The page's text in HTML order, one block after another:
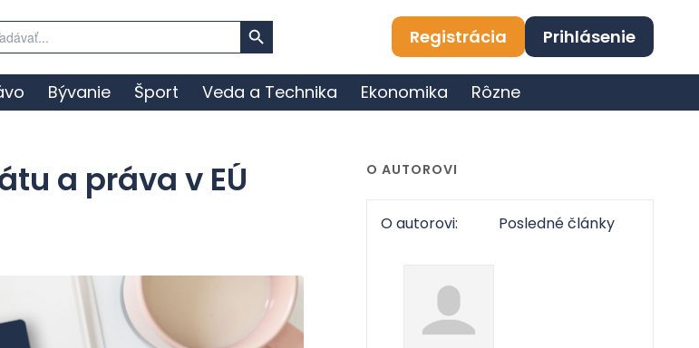
for:
Search Button
Registrácia Prihlásenie
Bývanie Šport Veda a Technika Ekonomika Rôzne
a práva v EÚ O AUTOROVI
O autorovi: Posledné články